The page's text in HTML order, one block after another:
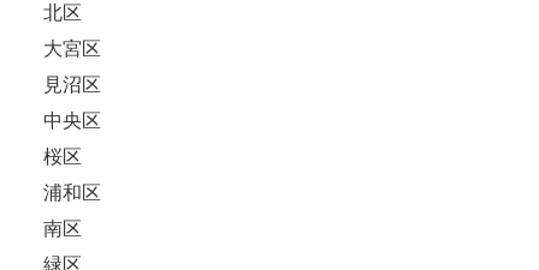
北区
大宮区
見沼区
中央区
桜区
浦和区
南区
緑区